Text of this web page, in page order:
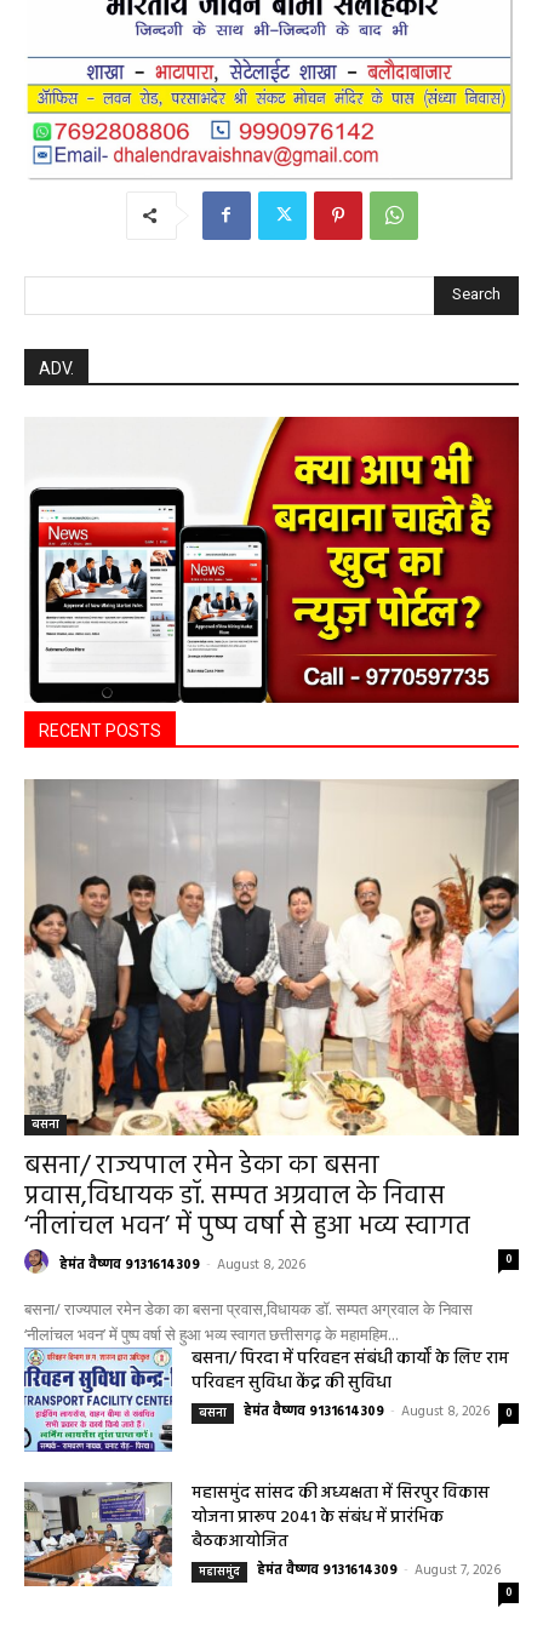
Search
ADV.
RECENT POSTS
बसना
बसना/ राज्यपाल रमेन डेका का बसना
प्रवास,विधायक डॉ. सम्पत अग्रवाल के निवास
‘नीलांचल भवन’ में पुष्प वर्षा से हुआ भव्य स्वागत
हेमंत वैष्णव 9131614309 - August 8, 2026
बसना/ राज्यपाल रमेन डेका का बसना प्रवास,विधायक डॉ. सम्पत अग्रवाल के निवास
‘नीलांचल भवन’ में पुष्प वर्षा से हुआ भव्य स्वागत छत्तीसगढ़ के महामहिम...
बसना/ पिरदा में परिवहन संबंधी कार्यों के लिए राम
परिवहन सुविधा केंद्र की सुविधा
बसना हेमंत वैष्णव 9131614309